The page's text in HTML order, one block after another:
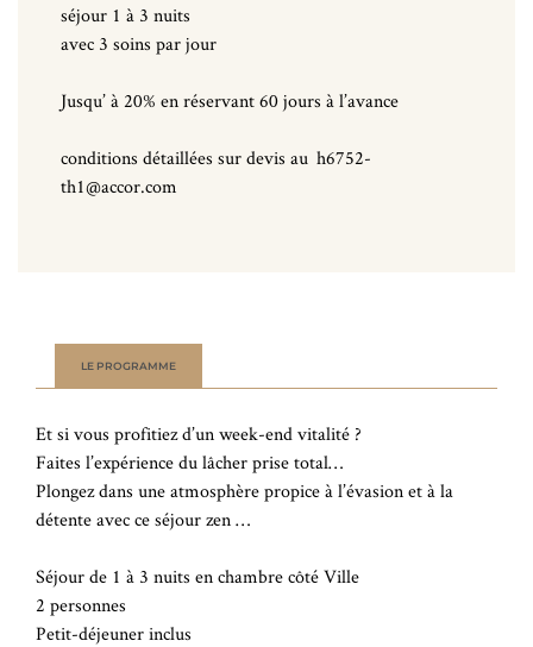
séjour 1 à 3 nuits
avec 3 soins par jour
Jusqu’ à 20% en réservant 60 jours à l’avance
conditions détaillées sur devis au h6752-
th1@accor.com
LE PROGRAMME
Et si vous profitiez d’un week-end vitalité ?
Faites l’expérience du lâcher prise total…
Plongez dans une atmosphère propice à l’évasion et à la
détente avec ce séjour zen …
Séjour de 1 à 3 nuits en chambre côté Ville
2 personnes
Petit-déjeuner inclus